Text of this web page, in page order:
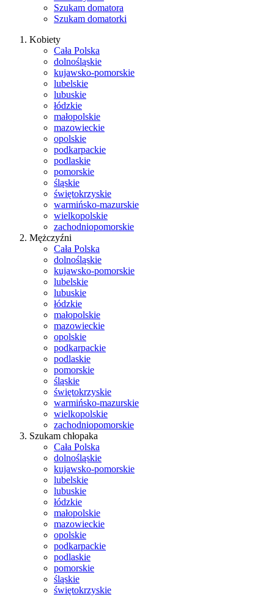
Szukam domatora
Szukam domatorki
Kobiety
Cała Polska
dolnośląskie
kujawsko-pomorskie
lubelskie
lubuskie
łódzkie
małopolskie
mazowieckie
opolskie
podkarpackie
podlaskie
pomorskie
śląskie
świętokrzyskie
warmińsko-mazurskie
wielkopolskie
zachodniopomorskie
Mężczyźni
Cała Polska
dolnośląskie
kujawsko-pomorskie
lubelskie
lubuskie
łódzkie
małopolskie
mazowieckie
opolskie
podkarpackie
podlaskie
pomorskie
śląskie
świętokrzyskie
warmińsko-mazurskie
wielkopolskie
zachodniopomorskie
Szukam chłopaka
Cała Polska
dolnośląskie
kujawsko-pomorskie
lubelskie
lubuskie
łódzkie
małopolskie
mazowieckie
opolskie
podkarpackie
podlaskie
pomorskie
śląskie
świętokrzyskie